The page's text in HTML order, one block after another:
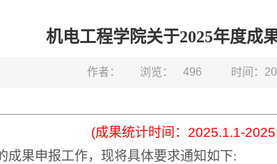
机电工程学院关于2025年度成
作者： 浏览： 496 时间：
(成果统计时间： 2025.1.1-
成果申报工作，现将具体要求通知如下: